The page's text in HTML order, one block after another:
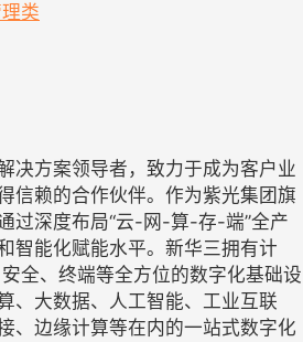
类
决方案领导者，致力于成为客户业
信赖的合作伙伴。作为紫光集团旗
过深度布局“云-网-算-存-端”全产
智能化赋能水平。新华三拥有计
全、终端等全方位的数字化基础设
、大数据、人工智能、工业互联
、边缘计算等在内的一站式数字化